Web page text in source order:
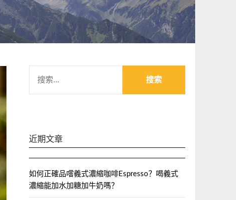
索：
近期文章
如何正確品嚐義式濃縮咖啡Espresso？喝義式
濃縮能加水加糖加牛奶嗎？